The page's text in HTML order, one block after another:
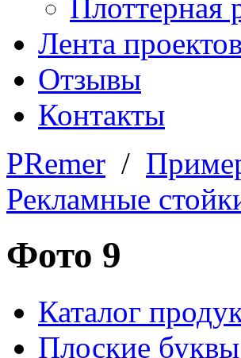
Плоттерная
Лента проектов
Отзывы
Контакты
PRemer /
Рекламные
Фото 9
Каталог
Плоские буквы